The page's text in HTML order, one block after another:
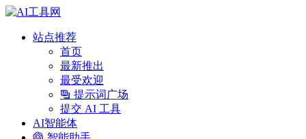
站点推荐
首页
最新推出
最受欢迎
提示词广场
提交 AI 工具
AI智能体